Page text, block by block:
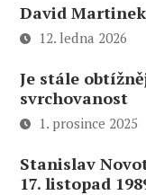
David
12. ledna 2026
Je stále
svrchovanost
1. prosince 2025
Stanislav
17. listopad